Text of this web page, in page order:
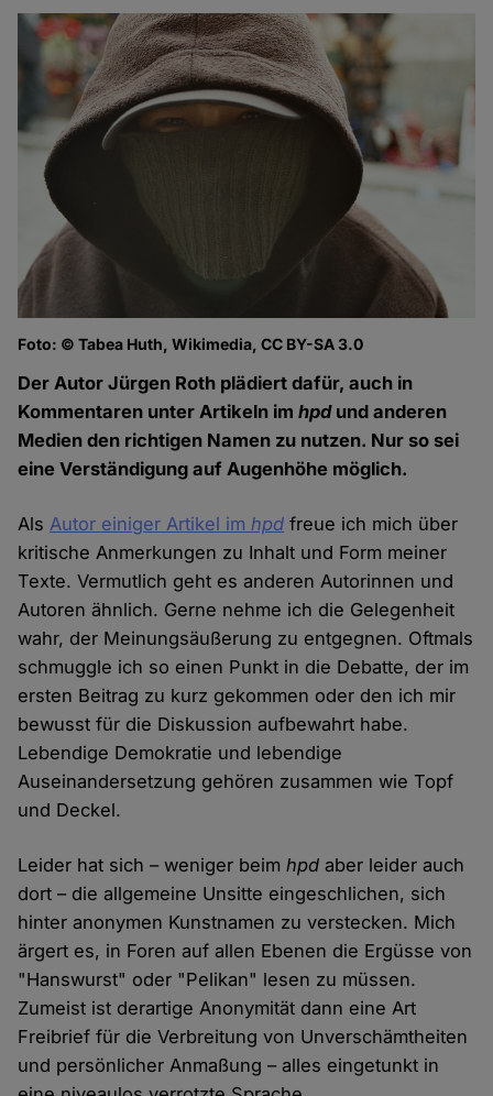
Foto: © Tabea Huth, Wikimedia, CC BY-SA 3.0
Der Autor Jürgen Roth plädiert dafür, auch in
Kommentaren unter Artikeln imhpdund anderen
Medien den richtigen Namen zu nutzen. Nur so sei
eine Verständigung auf Augenhöhe möglich.
AlsAutor einiger Artikel imhpd freue ich mich über
kritische Anmerkungen zu Inhalt und Form meiner
Texte. Vermutlich geht es anderen Autorinnen und
Autoren ähnlich. Gerne nehme ich die Gelegenheit
wahr, der Meinungsäußerung zu entgegnen. Oftmals
schmuggle ich so einen Punkt in die Debatte, der im
ersten Beitrag zu kurz gekommen oder den ich mir
bewusst für die Diskussion aufbewahrt habe.
Lebendige Demokratie und lebendige
Auseinandersetzung gehören zusammen wie Topf
und Deckel.
Leider hat sich – weniger beimhpd aber leider auch
dort – die allgemeine Unsitte eingeschlichen, sich
hinter anonymen Kunstnamen zu verstecken. Mich
ärgert es, in Foren auf allen Ebenen die Ergüsse von
"Hanswurst" oder "Pelikan" lesen zu müssen.
Zumeist ist derartige Anonymität dann eine Art
Freibrief für die Verbreitung von Unverschämtheiten
und persönlicher Anmaßung – alles eingetunkt in